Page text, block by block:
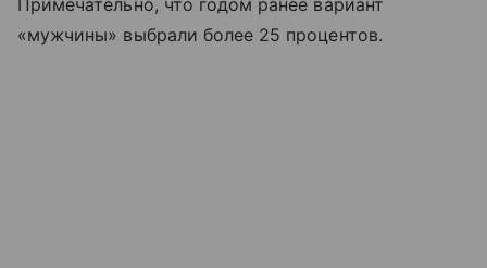
Примечательно, что годом ранее вариант
«мужчины» выбрали более 25 процентов.